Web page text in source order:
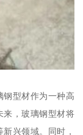
钢型材作为一种高
来，玻璃钢型材将
兴领域。同时，